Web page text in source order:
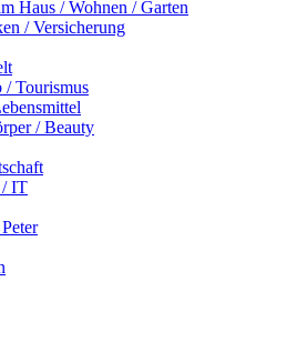
Haus / Wohnen / Garten
/ Versicherung
/ Tourismus
/ Beauty
/ IT